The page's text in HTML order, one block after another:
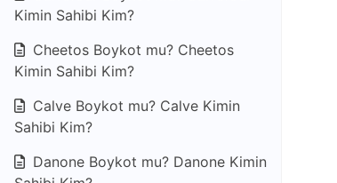
Kimin Sahibi Kim?
Cheetos Boykot mu? Cheetos
Kimin Sahibi Kim?
Calve Boykot mu? Calve Kimin
Sahibi Kim?
Danone Boykot mu? Danone Kimin